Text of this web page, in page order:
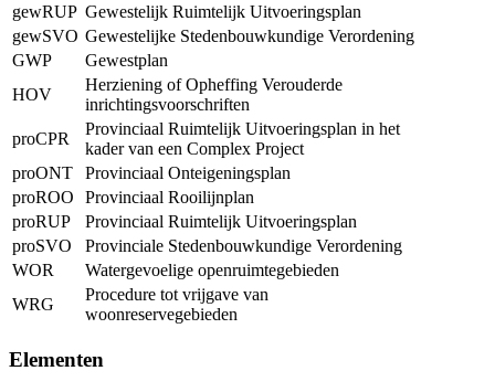
gewRUP Gewestelijk Ruimtelijk Uitvoeringsplan
gewSVO Gewestelijke Stedenbouwkundige Verordening
GWP
Gewestplan
HOV
Herziening of Opheffing Verouderde
inrichtingsvoorschriften
proCPR
Provinciaal Ruimtelijk Uitvoeringsplan in het
kader van een Complex Project
proONT
Provinciaal Onteigeningsplan
proROO
Provinciaal Rooilijnplan
proRUP
Provinciaal Ruimtelijk Uitvoeringsplan
proSVO
Provinciale Stedenbouwkundige Verordening
WOR
Watergevoelige openruimtegebieden
WRG
Procedure tot vrijgave van
woonreservegebieden
Elementen